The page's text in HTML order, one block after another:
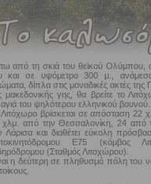
από τη σκιά του θεϊκού Ολύμπου,
και σε υψόμετρο 300 μ.,
δίπλα στις μοναδικές ακτές της
μακεδονικής γης, θα βρείτε το
του ψηλότερου ελληνικού βουνού.
βρίσκεται σε απόσταση 22
χλμ. από την Θεσσαλονίκη, 24 από
Λάρισα και διαθέτει εύκολη
Ε75 (κόμβος
(Σταθμός Λιτοχώρου).
η δεύτερη σε πληθυσμό πόλη του